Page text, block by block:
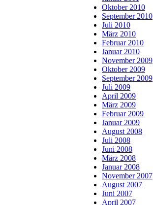
Oktober 2010
September 2010
Juli 2010
März 2010
Februar 2010
Januar 2010
November 2009
Oktober 2009
September 2009
Juli 2009
April 2009
März 2009
Februar 2009
Januar 2009
August 2008
Juli 2008
Juni 2008
März 2008
Januar 2008
November 2007
August 2007
Juni 2007
April 2007